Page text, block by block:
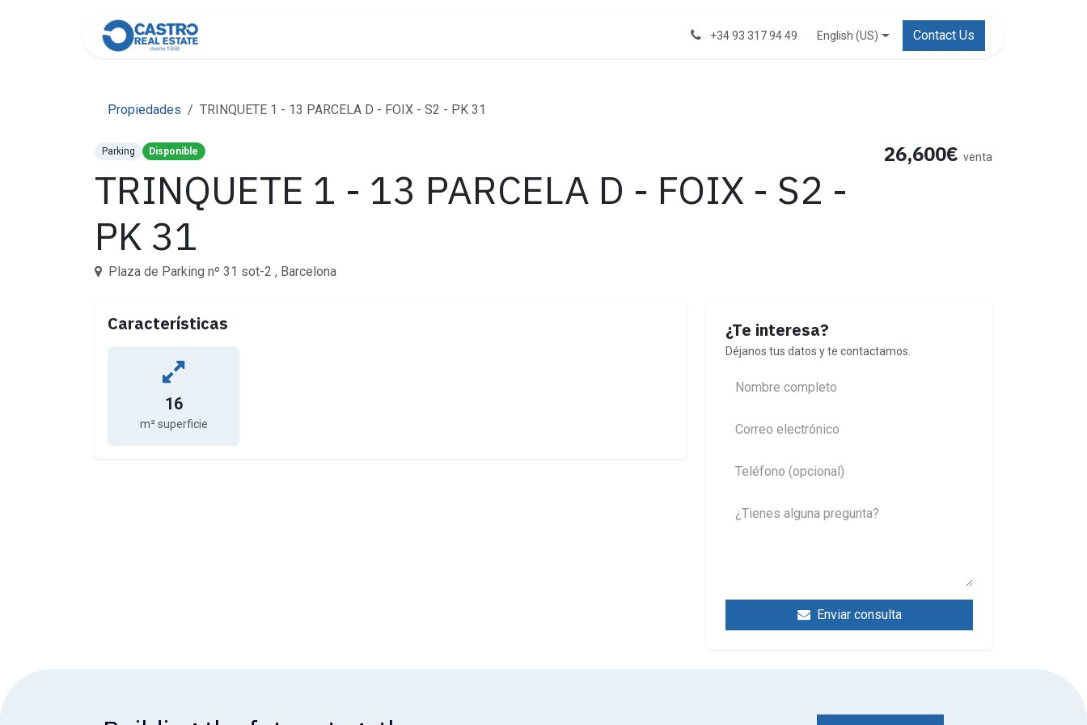
+34 93 317 94 49 English (US) Contact Us
Propiedades TRINQUETE 1 - 13 PARCELA D - FOIX - S2 - PK 31
Parking Disponible
TRINQUETE 1 - 13 PARCELA D - FOIX - S2 -
PK 31
Plaza de Parking nº 31 sot-2 , Barcelona
26,600€ venta
Características
16
m² superficie
¿Te interesa?
Déjanos tus datos y te contactamos.
Enviar consulta